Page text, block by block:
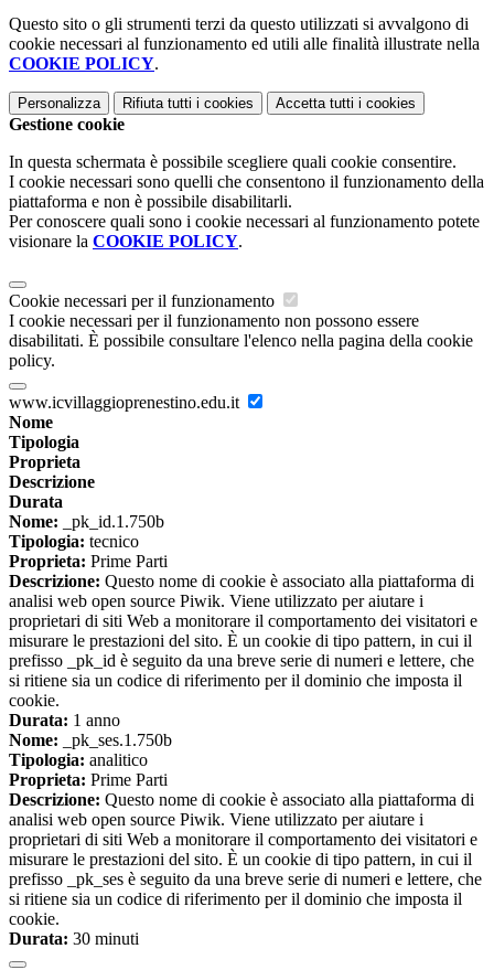
Questo sito o gli strumenti terzi da questo utilizzati si avvalgono di
cookie necessari al funzionamento ed utili alle finalità illustrate nella
COOKIE POLICY.
Personalizza Rifiuta tutti i cookies Accetta tutti i cookies
Gestione cookie
In questa schermata è possibile scegliere quali cookie consentire.
I cookie necessari sono quelli che consentono il funzionamento della
piattaforma e non è possibile disabilitarli.
Per conoscere quali sono i cookie necessari al funzionamento potete
visionare la COOKIE POLICY.
Cookie necessari per il funzionamento
I cookie necessari per il funzionamento non possono essere
disabilitati. È possibile consultare l'elenco nella pagina della cookie
policy.
www.icvillaggioprenestino.edu.it
Nome
Tipologia
Proprieta
Descrizione
Durata
Nome: _pk_id.1.750b
Tipologia: tecnico
Proprieta: Prime Parti
Descrizione: Questo nome di cookie è associato alla piattaforma di
analisi web open source Piwik. Viene utilizzato per aiutare i
proprietari di siti Web a monitorare il comportamento dei visitatori e
misurare le prestazioni del sito. È un cookie di tipo pattern, in cui il
prefisso _pk_id è seguito da una breve serie di numeri e lettere, che
si ritiene sia un codice di riferimento per il dominio che imposta il
cookie.
Durata: 1 anno
Nome: _pk_ses.1.750b
Tipologia: analitico
Proprieta: Prime Parti
Descrizione: Questo nome di cookie è associato alla piattaforma di
analisi web open source Piwik. Viene utilizzato per aiutare i
proprietari di siti Web a monitorare il comportamento dei visitatori e
misurare le prestazioni del sito. È un cookie di tipo pattern, in cui il
prefisso _pk_ses è seguito da una breve serie di numeri e lettere, che
si ritiene sia un codice di riferimento per il dominio che imposta il
cookie.
Durata: 30 minuti